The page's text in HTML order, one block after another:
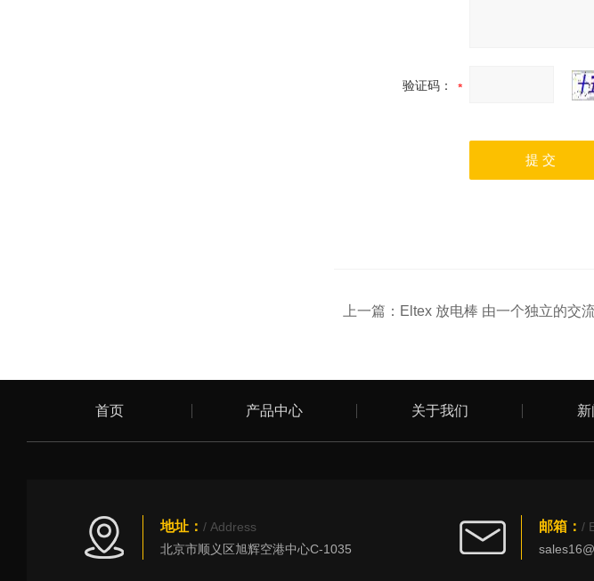
验证码：
上一篇： Eltex 放电棒 由一个独立的交
首页 产品中心 关于我们
地址： / Address
北京市顺义区旭辉空港中心C-1035
邮箱： /